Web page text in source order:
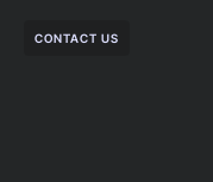
CONTACT US